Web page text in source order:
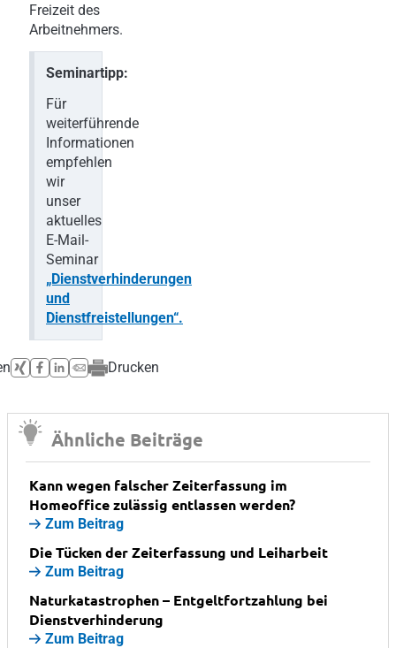
Freizeit des
Arbeitnehmers.
Seminartipp:
Für
weiterführende
Informationen
empfehlen
wir
unser
aktuelles
E-Mail-
Seminar
„Dienstverhinderungen
und
Dienstfreistellungen“.
Drucken
Ähnliche Beiträge
Kann wegen falscher Zeiterfassung im
Homeoffice zulässig entlassen werden?
Zum Beitrag
Die Tücken der Zeiterfassung und Leiharbeit
Zum Beitrag
Naturkatastrophen – Entgeltfortzahlung bei
Dienstverhinderung
Zum Beitrag